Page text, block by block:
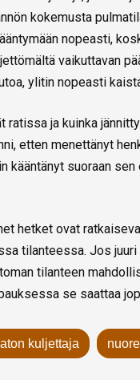
kokemusta
nopeasti,
vaikuttavan
ylitin nopeasti
ratissa ja kuinka
etten menettänyt
kääntänyt suoraan
hetket ovat
tilanteessa. Jos
tilanteen
se saattaa
kuljettaja